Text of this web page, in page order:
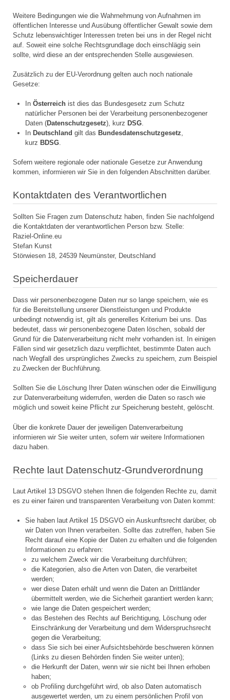
Weitere Bedingungen wie die Wahrnehmung von Aufnahmen im
öffentlichen Interesse und Ausübung öffentlicher Gewalt sowie dem
Schutz lebenswichtiger Interessen treten bei uns in der Regel nicht
auf. Soweit eine solche Rechtsgrundlage doch einschlägig sein
sollte, wird diese an der entsprechenden Stelle ausgewiesen.
Zusätzlich zu der EU-Verordnung gelten auch noch nationale
Gesetze:
In Österreich ist dies das Bundesgesetz zum Schutz
natürlicher Personen bei der Verarbeitung personenbezogener
Daten (Datenschutzgesetz), kurz DSG
In Deutschland gilt das Bundesdatenschutzgesetz
kurz BDSG
Sofern weitere regionale oder nationale Gesetze zur Anwendung
kommen, informieren wir Sie in den folgenden Abschnitten darüber.
Kontaktdaten des Verantwortlichen
Sollten Sie Fragen zum Datenschutz haben, finden Sie nachfolgend
die Kontaktdaten der verantwortlichen Person bzw. Stelle:
Raziel-Online.eu
Stefan Kunst
Störwiesen 18, 24539 Neumünster, Deutschland
Speicherdauer
Dass wir personenbezogene Daten nur so lange speichern, wie es
für die Bereitstellung unserer Dienstleistungen und Produkte
unbedingt notwendig ist, gilt als generelles Kriterium bei uns. Das
bedeutet, dass wir personenbezogene Daten löschen, sobald der
Grund für die Datenverarbeitung nicht mehr vorhanden ist. In einigen
Fällen sind wir gesetzlich dazu verpflichtet, bestimmte Daten auch
nach Wegfall des ursprüngliches Zwecks zu speichern, zum Beispiel
zu Zwecken der Buchführung.
Sollten Sie die Löschung Ihrer Daten wünschen oder die Einwilligung
zur Datenverarbeitung widerrufen, werden die Daten so rasch wie
möglich und soweit keine Pflicht zur Speicherung besteht, gelöscht.
Über die konkrete Dauer der jeweiligen Datenverarbeitung
informieren wir Sie weiter unten, sofern wir weitere Informationen
dazu haben.
Rechte laut Datenschutz-Grundverordnung
Laut Artikel 13 DSGVO stehen Ihnen die folgenden Rechte zu, damit
es zu einer fairen und transparenten Verarbeitung von Daten kommt:
Sie haben laut Artikel 15 DSGVO ein Auskunftsrecht darüber, ob
wir Daten von Ihnen verarbeiten. Sollte das zutreffen, haben Sie
Recht darauf eine Kopie der Daten zu erhalten und die folgenden
Informationen zu erfahren:
zu welchem Zweck wir die Verarbeitung durchführen;
die Kategorien, also die Arten von Daten, die verarbeitet
werden;
wer diese Daten erhält und wenn die Daten an Drittländer
übermittelt werden, wie die Sicherheit garantiert werden kann;
wie lange die Daten gespeichert werden;
das Bestehen des Rechts auf Berichtigung, Löschung oder
Einschränkung der Verarbeitung und dem Widerspruchsrecht
gegen die Verarbeitung;
dass Sie sich bei einer Aufsichtsbehörde beschweren können
(Links zu diesen Behörden finden Sie weiter unten);
die Herkunft der Daten, wenn wir sie nicht bei Ihnen erhoben
haben;
ob Profiling durchgeführt wird, ob also Daten automatisch
ausgewertet werden, um zu einem persönlichen Profil von